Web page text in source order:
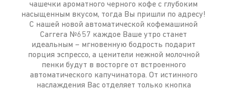
чашечки ароматного черного кофе с глубоким
насыщенным вкусом, тогда Вы пришли по адресу!
С нашей новой автоматической кофемашиной
Carrera №657 каждое Ваше утро станет
идеальным – мгновенную бодрость подарит
порция эспрессо, а ценители нежной молочной
пенки будут в восторге от встроенного
автоматического капучинатора. От истинного
наслаждения Вас отделяет только кнопка